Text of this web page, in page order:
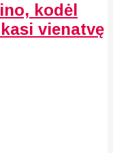
kodėl
vienatvę